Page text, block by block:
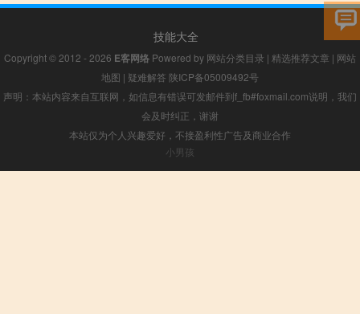
技能大全
Copyright © 2012 - 2026 E客网络 Powered by 网站分类目录 | 精选推荐文章 | 网站
地图 | 疑难解答 陕ICP备05009492号
声明：本站内容来自互联网，如信息有错误可发邮件到f_fb#foxmail.com说明，我们
会及时纠正，谢谢
本站仅为个人兴趣爱好，不接盈利性广告及商业合作
小男孩